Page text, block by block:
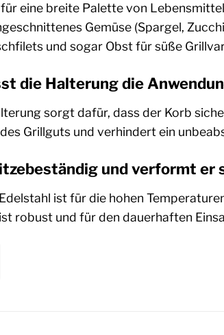
eine breite Palette von
Gemüse (Spargel,
und sogar Obst für süße
die Halterung die
sorgt dafür, dass der Korb
Grillguts und verhindert ein
und verformt er
ist für die hohen
robust und für den dauerhaften